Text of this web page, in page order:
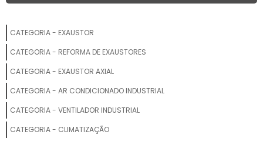
VENTILADORES AXIAIS INDUSTRIAIS
HÉLICE EXAUSTOR AXIAL
CATEGORIA - EXAUSTOR
CATEGORIA - REFORMA DE EXAUSTORES
CATEGORIA - EXAUSTOR AXIAL
CATEGORIA - AR CONDICIONADO INDUSTRIAL
CATEGORIA - VENTILADOR INDUSTRIAL
CATEGORIA - CLIMATIZAÇÃO